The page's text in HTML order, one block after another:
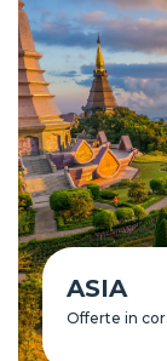
ASIA
Offerte in